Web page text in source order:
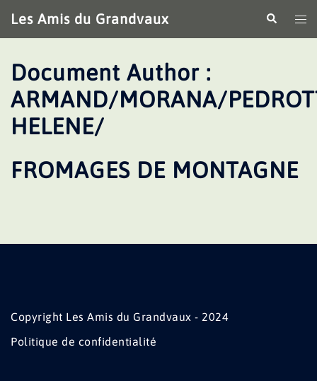
au
contenu
Les Amis du Grandvaux
le
Document Author :
ARMAND/MORANA/
HELENE/
FROMAGES DE MONTAGNE
Copyright Les Amis du Grandvaux - 2024
Politique de confidentialité